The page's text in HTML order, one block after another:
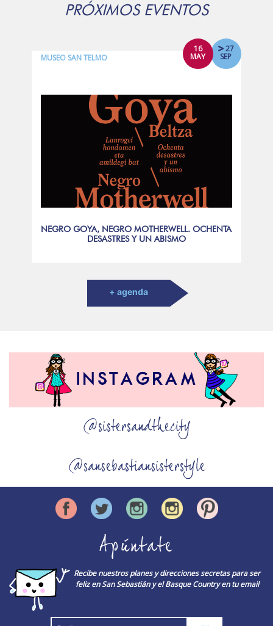
PRÓXIMOS EVENTOS
16
MAY
27
SEP
MUSEO SAN TELMO
NEGRO GOYA, NEGRO MOTHERWELL. OCHENTA
DESASTRES Y UN ABISMO
+ agenda
@sistersandthecity
@sansebastiansisterstyle
Apúntate
Recibe nuestros planes y direcciones secretas para ser
feliz en San Sebastián y el Basque Country en tu email